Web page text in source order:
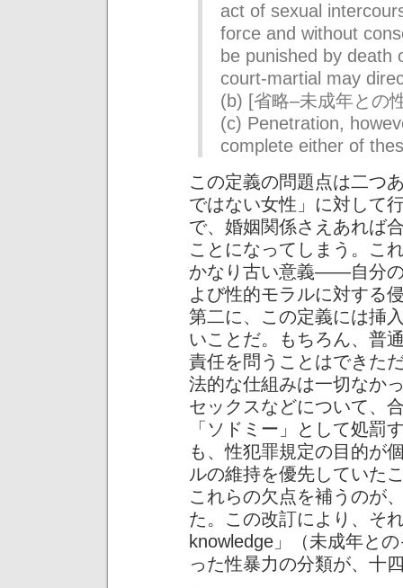
act of sexual
force and without
be punished by death
court-martial may
(b) [省略–未成年との
(c) Penetration,
complete either of
この定義の問題点は二つ
ではない女性」に対して
で、婚姻関係さえあれば
ことになってしまう。こ
かなり古い意義——自分
よび性的モラルに対す
第二に、この定義には挿
いことだ。もちろん、普
責任を問うことはできた
法的な仕組みは一切なか
セックスなどについて、
「ソドミー」として処
も、性犯罪規定の目的が
ルの維持を優先していた
これらの欠点を補うのが
た。この改訂により、そ
knowledge」（未成年と
った性暴力の分類が、十